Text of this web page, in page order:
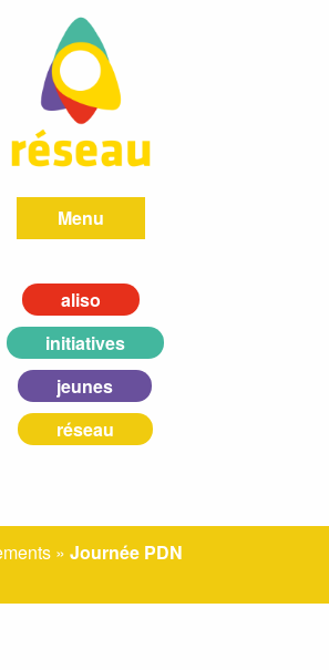
Menu
aliso
initiatives
jeunes
réseau
»Journée PDN